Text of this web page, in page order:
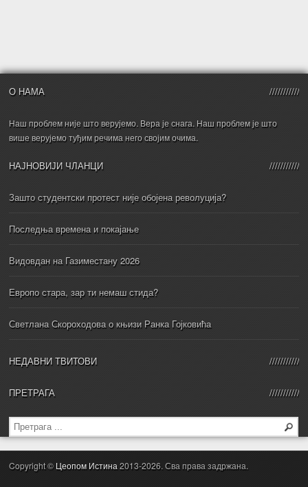
О НАМА
Наш проблем није што верујемо. Вера је снага. Наш проблем је што
више верујемо туђим речима него својим очима.
НАЈНОВИЈИ ЧЛАНЦИ
Зашто студентски протест није обојена револуција?
Последња времена и покајање
Видовдан на Газиместану 2026
Европо стара, зар ти немаш стида?
Светлана Скороходова о књизи Ранка Гојковића
НЕДАВНИ ТВИТОВИ
ПРЕТРАГА
Copyright © Цеопом Истина2013-2026. Сва права задржана.